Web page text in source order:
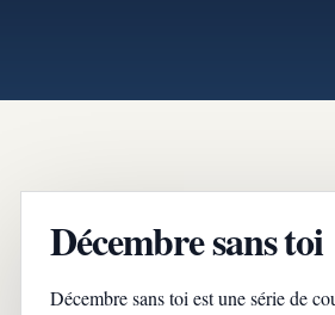
Décembre sans toi
Décembre sans toi est une série de